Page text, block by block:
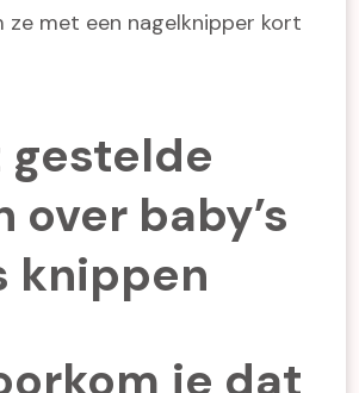
ze met een nagelknipper kort
gestelde
over baby’s
knippen
je dat